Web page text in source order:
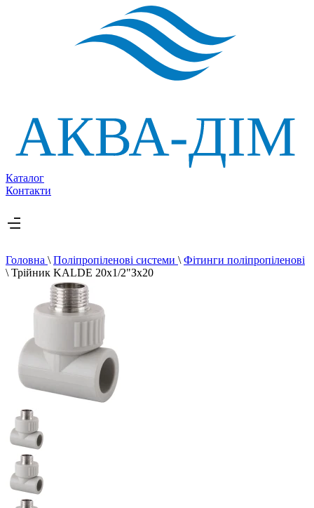
Каталог
Контакти
Головна \ Поліпропіленові системи \ Фітинги поліпропіленові
\ Трійник KALDE 20х1/2"Зх20